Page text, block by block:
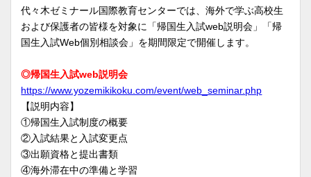
代々木ゼミナール国際教育センターでは、海外で学ぶ高校生
および保護者の皆様を対象に「帰国生入試web説明会」「帰
国生入試Web個別相談会」を期間限定で開催します。
◎帰国生入試web説明会
https://www.yozemikikoku.com/event/web_seminar.php
【説明内容】
①帰国生入試制度の概要
②入試結果と入試変更点
③出願資格と提出書類
④海外滞在中の準備と学習